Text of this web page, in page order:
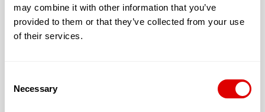
may combine it with other information that you’ve
provided to them or that they’ve collected from your use
of their services.
Selection
Necessary
L’accueil proposé peut être :
Permanent
de :